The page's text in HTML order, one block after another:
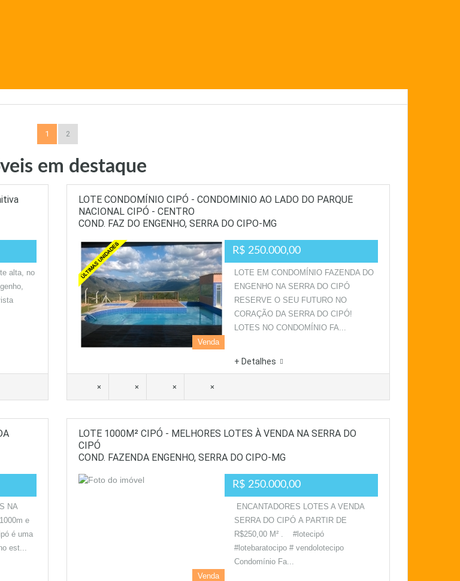
1 2
em destaque
alta, no
LOTE CONDOMÍNIO CIPÓ - CONDOMINIO AO LADO DO PARQUE
NACIONAL CIPÓ - CENTRO
COND. FAZ DO ENGENHO, SERRA DO CIPO-MG
Venda
R$ 250.000,00
LOTE EM CONDOMÍNIO FAZENDA DO
ENGENHO NA SERRA DO CIPÓ
RESERVE O SEU FUTURO NO
CORAÇÃO DA SERRA DO CIPÓ!
LOTES NO CONDOMÍNIO FA...
+ Detalhes
× × × ×
NA
e
é uma
est...
LOTE 1000M² CIPÓ - MELHORES LOTES À VENDA NA SERRA DO
CIPÓ
COND. FAZENDA ENGENHO, SERRA DO CIPO-MG
Venda
R$ 250.000,00
ENCANTADORES LOTES A VENDA
SERRA DO CIPÓ A PARTIR DE
R$250,00 M² . #lotecipó
#lotebaratocipo # vendolotecipo
Condomínio Fa...